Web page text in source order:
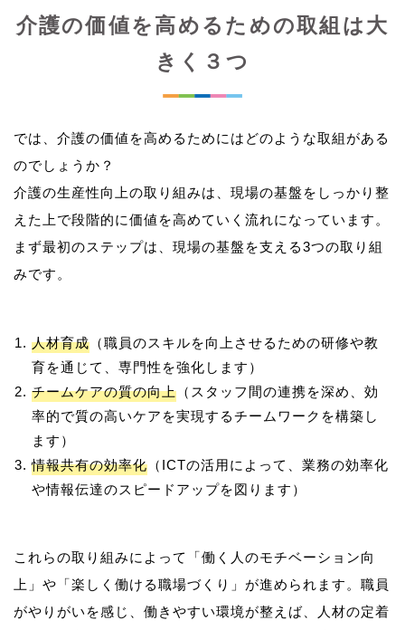
介護の価値を高めるための取組は大
きく３つ
では、介護の価値を高めるためにはどのような取組がある
のでしょうか？
介護の生産性向上の取り組みは、現場の基盤をしっかり整
えた上で段階的に価値を高めていく流れになっています。
まず最初のステップは、現場の基盤を支える3つの取り組
人材育成 （職員のスキルを向上させるための研修や教
育を通じて、専門性を強化します）
チームケアの質の向上 （スタッフ間の連携を深め、効
率的で質の高いケアを実現するチームワークを構築し
ます）
情報共有の効率化 （ICTの活用によって、業務の効率化
や情報伝達のスピードアップを図ります）
これらの取り組みによって「働く人のモチベーション向
上」や「楽しく働ける職場づくり」が進められます。職員
がやりがいを感じ、働きやすい環境が整えば、人材の定着